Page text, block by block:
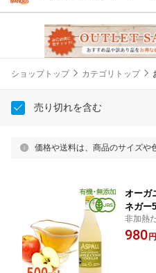
ショップトップ カテゴリトップ
売り切れを含む
価格や送料は、商品のサイズや
オーガ
ネガー
熱）
エット
非加熱
酸たっ
980円